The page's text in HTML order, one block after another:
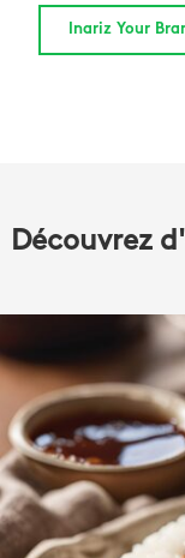
Inariz Your
Découvrez